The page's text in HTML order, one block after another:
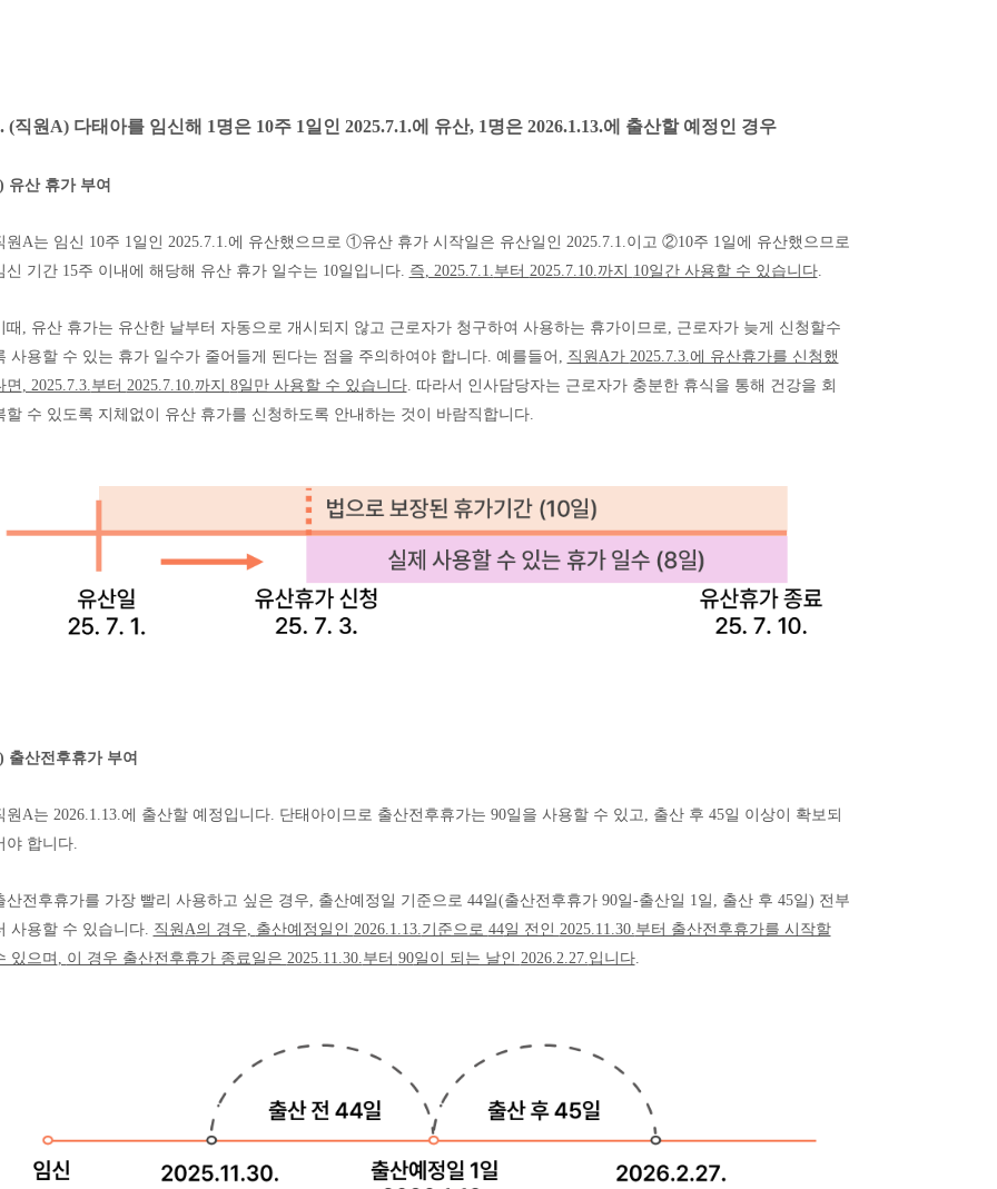
(직원 A) 다태아를 임신해 1명은 10주 1일인 2025.7.1.에 유산, 1명은 2026.1.13.에 출산할 예정인 경우
유산 휴가 부여
원A는 임신 10주 1일인 2025.7.1.에 유산했으므로 ①유산 휴가 시작일은 유산일인 2025.7.1.이고 ②10주 1일에 유산했으므로
신 기간 15주 이내에 해당해 유산 휴가 일수는 10일입니다. 즉, 2025.7.1.부터 2025.7.10.까지 10일간 사용할 수 있습니다.
때 , 유산 휴가는 유산한 날부터 자동으로 개시되지 않고 근로자가 청구하여 사용하는 휴가이므로, 근로자가 늦게 신청할수
사용할 수 있는 휴가 일수가 줄어들게 된다는 점을 주의하여야 합니다. 예를들어 , 직원A가 2025.7.3.에 유산휴가를 신청했
면 , 2025.7.3.부터 2025.7.10.까지 8일만 사용할 수 있습니다. 따라서 인사담당자는 근로자가 충분한 휴식을 통해 건강을 회
할 수 있도록 지체없이 유산 휴가를 신청하도록 안내하는 것이 바람직합니다.
출산전후휴가 부여
원 A는 2026.1.13. 에 출산할 예정입니다. 단태아이므로 출산전후휴가는 90일을 사용할 수 있고 출산 후 45일 이상이 확보되
야 합니다.
산전후휴가를 가장 빨리 사용하고 싶은 경우 출산예정일 기준으로 44일(출산전후휴가 90일-출산일 1 일 출산 후 45일) 전부
사용할 수 있습니다. 직원 A의 경우 출산예정일인 2026.1.13. 기준으로 44일 전인 2025.11.30. 부터 출산전후휴가를 시작할
있으며
이 경우 출산전후휴가 종료일은 2025.11.30. 부터 90일이 되는 날인 2026.2.27. 입니다.